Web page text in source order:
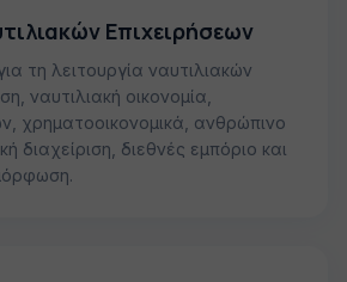
Επιχειρήσεων
τη λειτουργία ναυτιλιακών
ναυτιλιακή οικονομία,
χρηματοοικονομικά, ανθρώπινο
διαχείριση, διεθνές εμπόριο και